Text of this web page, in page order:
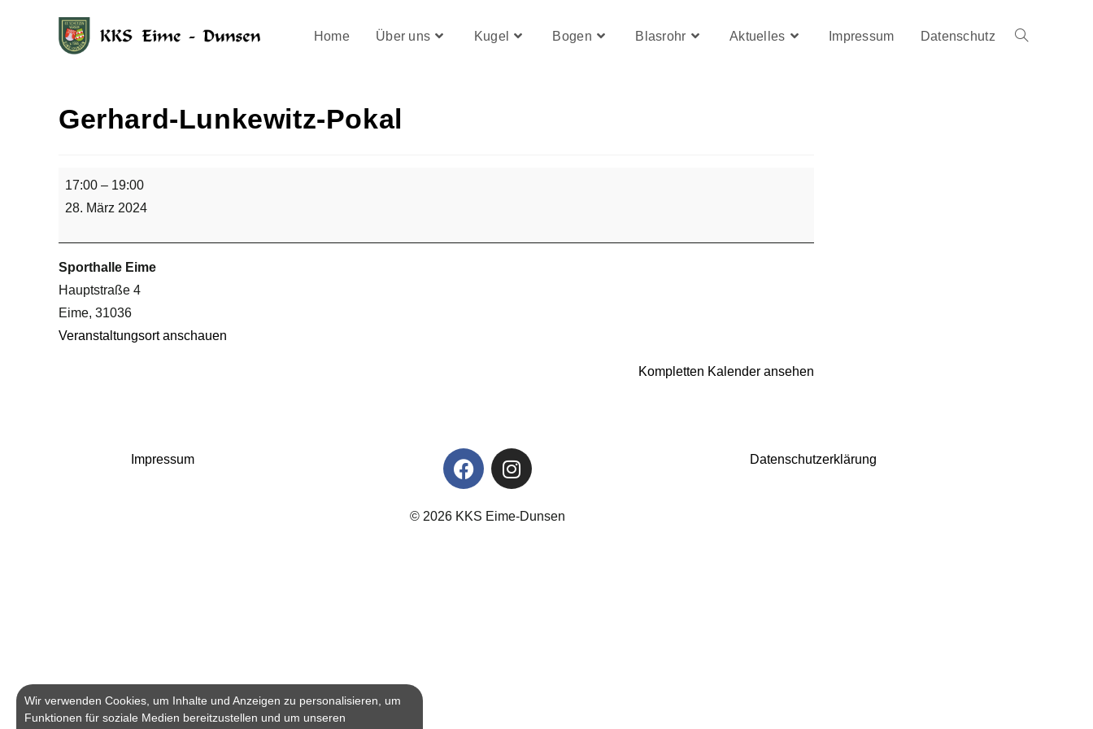
Home Über uns Kugel Bogen Blasrohr Aktuelles Impressum Datenschutz
Gerhard-Lunkewitz-Pokal
17:00 – 19:00
28. März 2024
Sporthalle Eime
Hauptstraße 4
Eime, 31036
Veranstaltungsort anschauen
Kompletten Kalender ansehen
Impressum Datenschutzerklärung
© 2026 KKS Eime-Dunsen
Wir verwenden Cookies, um Inhalte und Anzeigen zu personalisieren, um
Funktionen für soziale Medien bereitzustellen und um unseren